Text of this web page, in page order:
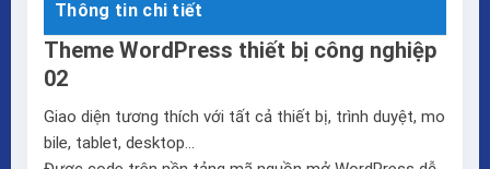
Thông tin chi tiết
Theme WordPress thiết bị công nghiệp
02
Giao diện tương thích với tất cả thiết bị, trình duyệt, mo
bile, tablet, desktop…